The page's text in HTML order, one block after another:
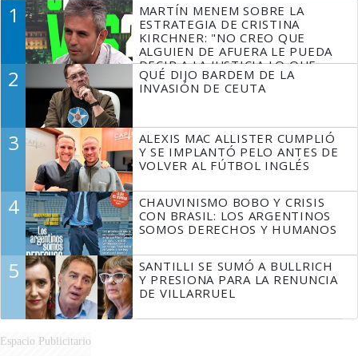
1
MARTÍN MENEM SOBRE LA
ESTRATEGIA DE CRISTINA
KIRCHNER: "NO CREO QUE
ALGUIEN DE AFUERA LE PUEDA
DECIR A LA JUSTICIA LO QUE
TIENE QUE HACER"
2
QUÉ DIJO BARDEM DE LA
INVASIÓN DE CEUTA
3
ALEXIS MAC ALLISTER CUMPLIÓ
Y SE IMPLANTÓ PELO ANTES DE
VOLVER AL FÚTBOL INGLÉS
4
CHAUVINISMO BOBO Y CRISIS
CON BRASIL: LOS ARGENTINOS
SOMOS DERECHOS Y HUMANOS
5
SANTILLI SE SUMÓ A BULLRICH
Y PRESIONA PARA LA RENUNCIA
DE VILLARRUEL
Espacio Publicitario